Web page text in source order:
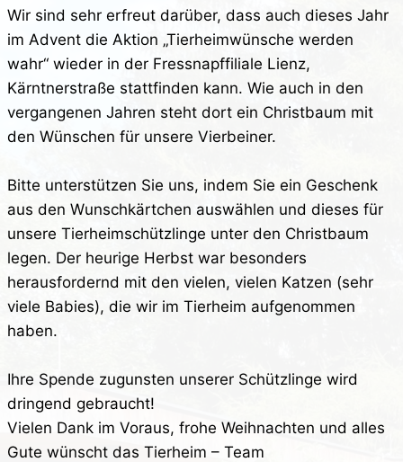
Wir sind sehr erfreut darüber, dass auch dieses Jahr
im Advent die Aktion „Tierheimwünsche werden
wahr“ wieder in der Fressnapffiliale Lienz,
Kärntnerstraße stattfinden kann. Wie auch in den
vergangenen Jahren steht dort ein Christbaum mit
den Wünschen für unsere Vierbeiner.
Bitte unterstützen Sie uns, indem Sie ein Geschenk
aus den Wunschkärtchen auswählen und dieses für
unsere Tierheimschützlinge unter den Christbaum
legen. Der heurige Herbst war besonders
herausfordernd mit den vielen, vielen Katzen (sehr
viele Babies), die wir im Tierheim aufgenommen
haben.
Ihre Spende zugunsten unserer Schützlinge wird
dringend gebraucht!
Vielen Dank im Voraus, frohe Weihnachten und alles
Gute wünscht das Tierheim – Team